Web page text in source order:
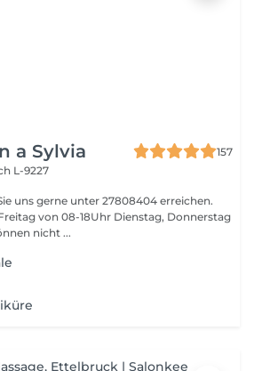
a Sylvia
157
L-9227
uns gerne unter 27808404 erreichen.
von 08-18Uhr Dienstag, Donnerstag
Sie können nicht ...